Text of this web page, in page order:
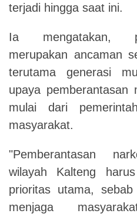
terjadi hingga saat ini.
Ia mengatakan,
merupakan ancaman
terutama generasi
upaya pemberantasan
mulai dari
masyarakat.
"Pemberantasan
wilayah Kalteng
prioritas utama,
menjaga